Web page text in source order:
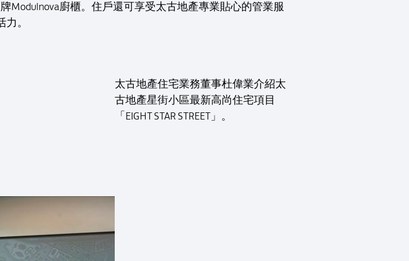
Modulnova廚櫃。住戶還可享受太古地產專業貼心的管業服
。
太古地產住宅業務董事杜偉業介紹太
古地產星街小區最新高尚住宅項目
「EIGHT STAR STREET」。